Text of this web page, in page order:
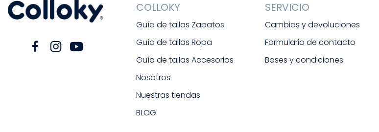
COLLOKY
Guía de tallas Zapatos
Guía de tallas Ropa
Guía de tallas Accesorios
Nosotros
Nuestras tiendas
BLOG
SERVICIO
Cambios y devoluciones
Formulario de contacto
Bases y condiciones